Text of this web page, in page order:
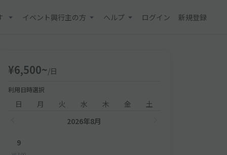
イベント興行主の方 ヘルプ ログイン 新規登録
¥6,500~/日
利用日時選択
日 月 火 水 木 金
土
2026年8月
9